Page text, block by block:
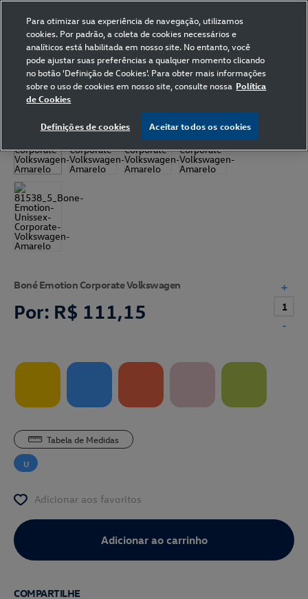
Home Volkswagen Acessórios Boné
Boné Emotion Corporate Volkswagen
Por: R$ 111,15
Tabela de Medidas
U
-
+
Adicionar aos favoritos
COMPARTILHE
Para otimizar sua experiência de navegação, utilizamos
cookies. Por padrão, a coleta de cookies necessários e
analíticos está habilitada em nosso site. No entanto, você
pode ajustar suas preferências a qualquer momento clicando
no botão 'Definição de Cookies'. Para obter mais informações
sobre o uso de cookies em nosso site, consulte nossa Política
de Cookies
Definições de cookies Aceitar todos os cookies